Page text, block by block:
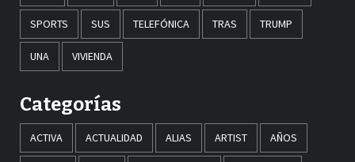
SPORTS SUS TELEFÓNICA TRAS TRUMP
UNA VIVIENDA
Categorías
ACTIVA ACTUALIDAD ALIAS ARTIST AÑOS